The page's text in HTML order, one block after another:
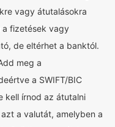
vagy átutalásokra
a fizetések vagy
de eltérhet a banktól.
meg a
a SWIFT/BIC
kell írnod az átutalni
a valutát, amelyben a